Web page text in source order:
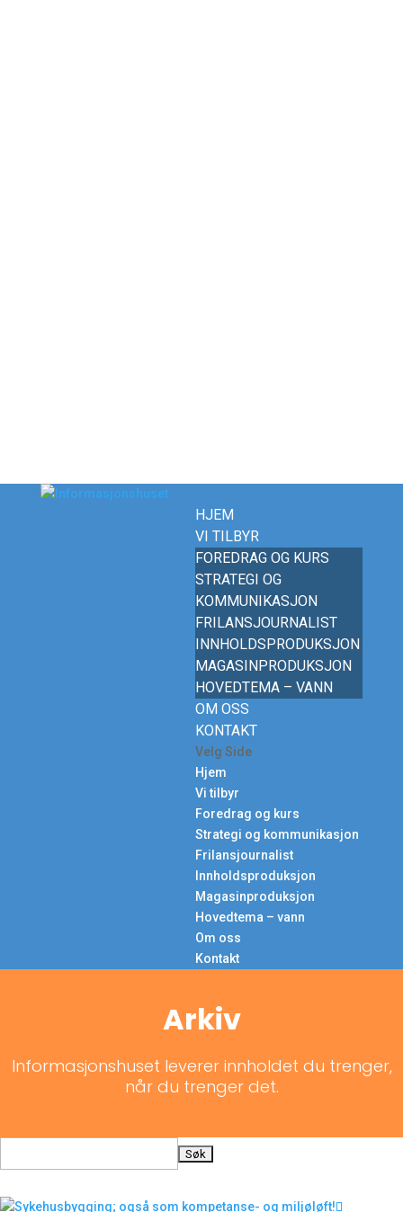
HJEM
VI TILBYR
FOREDRAG OG KURS
STRATEGI OG
KOMMUNIKASJON
FRILANSJOURNALIST
INNHOLDSPRODUKSJON
MAGASINPRODUKSJON
HOVEDTEMA – VANN
OM OSS
KONTAKT
Velg Side
Hjem
Vi tilbyr
Foredrag og kurs
Strategi og kommunikasjon
Frilansjournalist
Innholdsproduksjon
Magasinproduksjon
Hovedtema – vann
Om oss
Kontakt
Arkiv
Informasjonshuset leverer innholdet du trenger,
når du trenger det.
etter: